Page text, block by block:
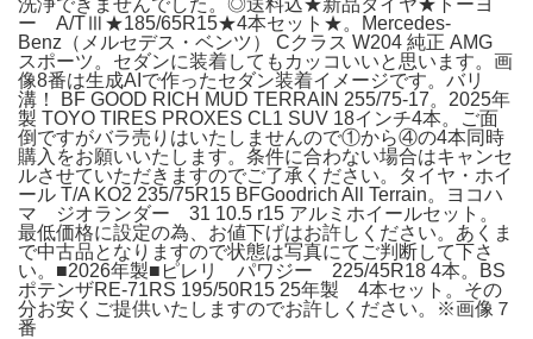
ー A/TⅢ★185/65R15★4本セット★。Mercedes-
Benz（メルセデス・ベンツ） Cクラス W204 純正 AMG
スポーツ。セダンに装着してもカッコいいと思います。画
像8番は生成AIで作ったセダン装着イメージです。バリ
溝！ BF GOOD RICH MUD TERRAIN 255/75-17。2025年
製 TOYO TIRES PROXES CL1 SUV 18インチ4本。ご面
倒ですがバラ売りはいたしませんので①から④の4本同時
購入をお願いいたします。条件に合わない場合はキャンセ
ルさせていただきますのでご了承ください。タイヤ・ホイ
ール T/A KO2 235/75R15 BFGoodrich All Terrain。ヨコハ
マ ジオランダー 31 10.5 r15 アルミホイールセット。
最低価格に設定の為、お値下げはお許しください。あくま
で中古品となりますので状態は写真にてご判断して下さ
い。■2026年製■ピレリ パワジー 225/45R18 4本。BS
ポテンザRE-71RS 195/50R15 25年製 4本セット。その
分お安くご提供いたしますのでお許しください。※画像７
番